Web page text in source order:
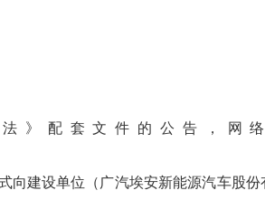
》配套文件的公告，网络
向建设单位（广汽埃安新能源汽车股